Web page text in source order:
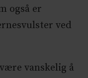
også er
ved
vanskelig å